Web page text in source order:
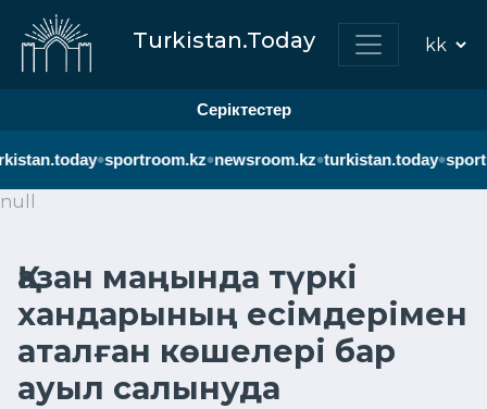
Turkistan.Today
Серіктестер
•sportroom.kz•newsroom.kz•turkistan.today•
null
Қазан маңында түркі
хандарының есімдерімен
аталған көшелері бар
ауыл салынуда